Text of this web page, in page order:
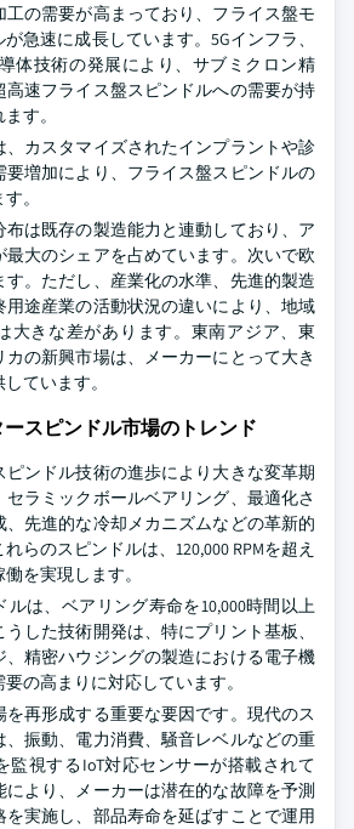
工の需要が高まっており、フライス盤モ
急速に成長しています。5Gインフラ、
体技術の発展により、サブミクロン精
高速フライス盤スピンドルへの需要が持
す。
、カスタマイズされたインプラントや診
要増加により、フライス盤スピンドルの
。
布は既存の製造能力と連動しており、ア
最大のシェアを占めています。次いで欧
す。ただし、産業化の水準、先進的製造
用途産業の活動状況の違いにより、地域
大きな差があります。東南アジア、東
の新興市場は、メーカーにとって大き
ています。
スピンドル市場のトレンド
ピンドル技術の進歩により大きな変革期
セラミックボールベアリング、最適化さ
、先進的な冷却メカニズムなどの革新的
らのスピンドルは、120,000 RPMを超え
を実現します。
ルは、ベアリング寿命を10,000時間以上
した技術開発は、特にプリント基板、
、精密ハウジングの製造における電子機
の高まりに対応しています。
再形成する重要な要因です。現代のス
、振動、電力消費、騒音レベルなどの重
監視するIoT対応センサーが搭載されて
により、メーカーは潜在的な故障を予測
を実施し、部品寿命を延ばすことで運用